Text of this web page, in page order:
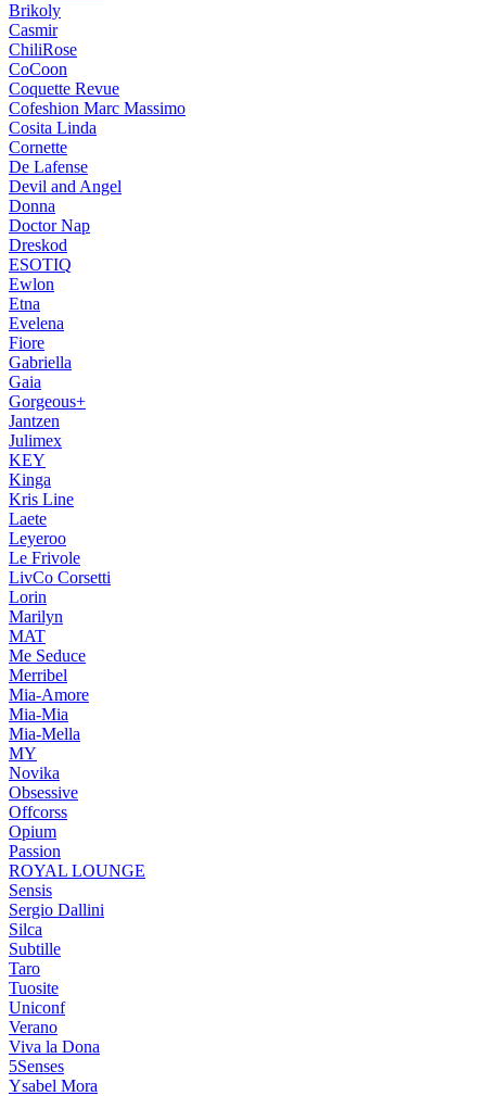
Brikoly
Casmir
ChiliRose
CoCoon
Coquette Revue
Cofeshion Marc Massimo
Cosita Linda
Cornette
De Lafense
Devil and Angel
Donna
Doctor Nap
Dreskod
ESOTIQ
Ewlon
Etna
Evelena
Fiore
Gabriella
Gaia
Gorgeous+
Jantzen
Julimex
KEY
Kinga
Kris Line
Laete
Leyeroo
Le Frivole
LivCo Corsetti
Lorin
Marilyn
MAT
Me Seduce
Merribel
Mia-Amore
Mia-Mia
Mia-Mella
MY
Novika
Obsessive
Offcorss
Opium
Passion
ROYAL LOUNGE
Sensis
Sergio Dallini
Silca
Subtille
Taro
Tuosite
Uniconf
Verano
Viva la Dona
5Senses
Ysabel Mora